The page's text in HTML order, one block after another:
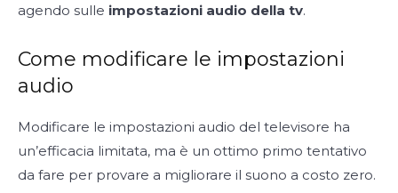
agendo sulle impostazioni audio della tv.
Come modificare le impostazioni
audio
Modificare le impostazioni audio del televisore ha
un’efficacia limitata, ma è un ottimo primo tentativo
da fare per provare a migliorare il suono a costo zero.